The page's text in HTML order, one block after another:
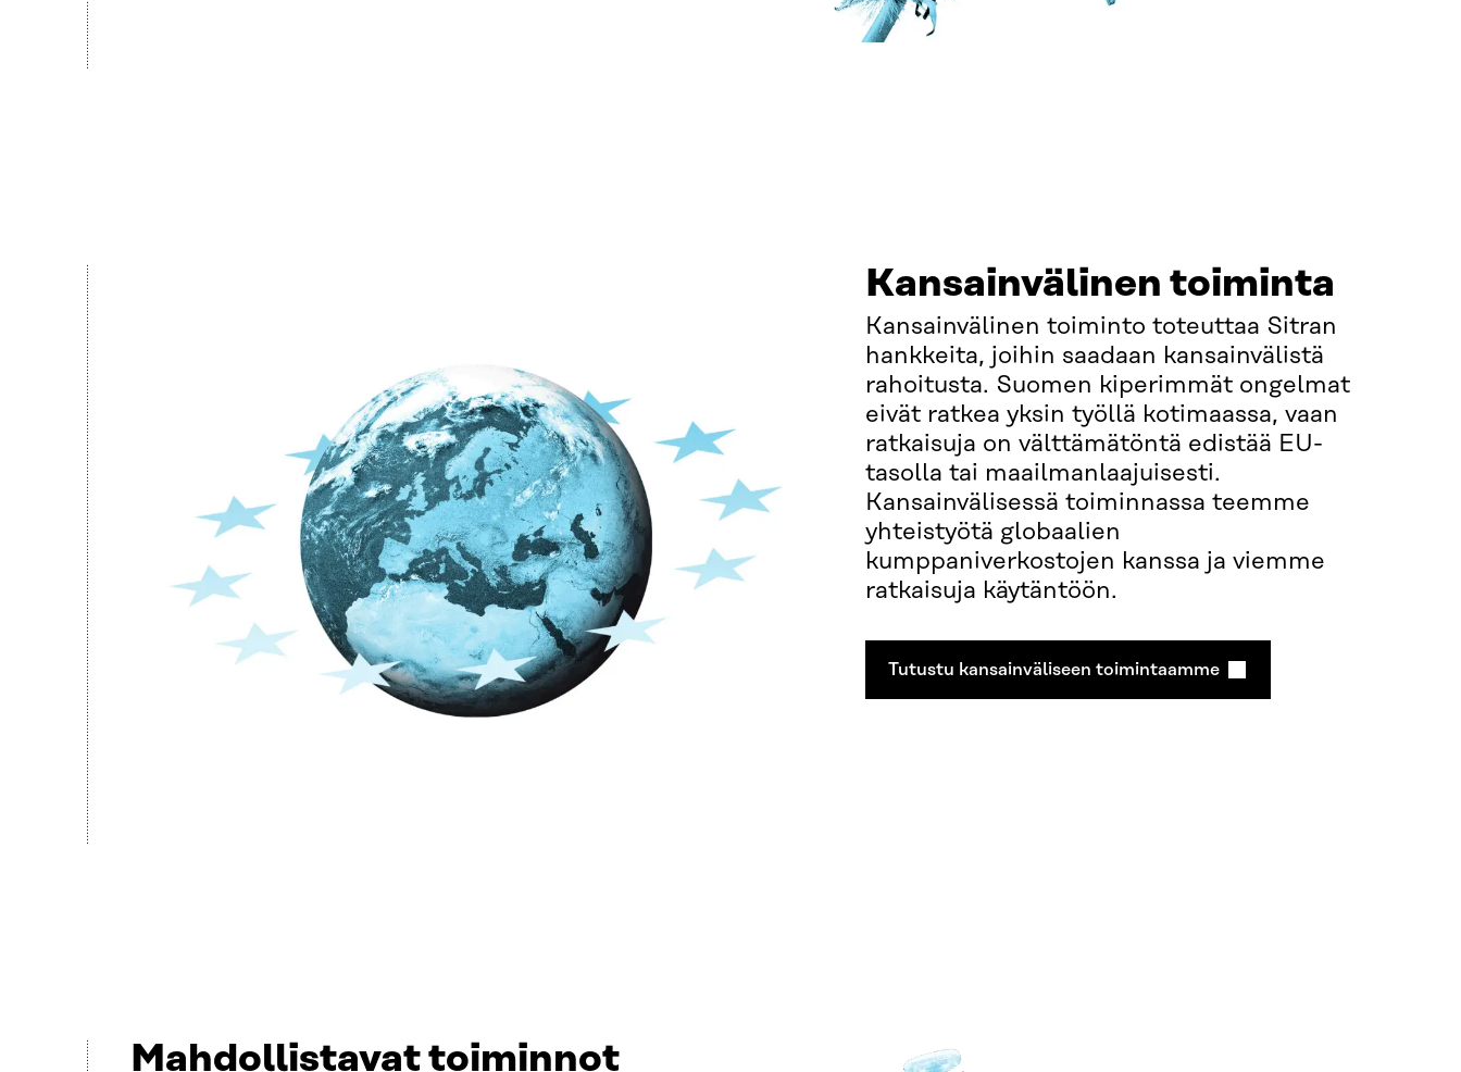
Kansainvälinen toiminta
Kansainvälinen toiminto toteuttaa Sitran
hankkeita, joihin saadaan kansainvälistä
rahoitusta. Suomen kiperimmät ongelmat
eivät ratkea yksin työllä kotimaassa, vaan
ratkaisuja on välttämätöntä edistää EU-
tasolla tai maailmanlaajuisesti.
Kansainvälisessä toiminnassa teemme
yhteistyötä globaalien
kumppaniverkostojen kanssa ja viemme
ratkaisuja käytäntöön.
Tutustu kansainväliseen toimintaamme
Mahdollistavat toiminnot